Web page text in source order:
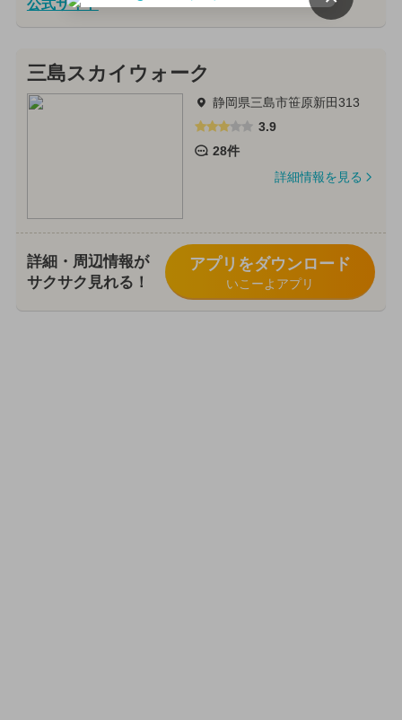
公式サイト
三島スカイウォーク
静岡県三島市笹原新田313
3.9
28件
詳細情報を見る
詳細・周辺情報が
サクサク見れる！
アプリをダウンロード
いこーよアプリ